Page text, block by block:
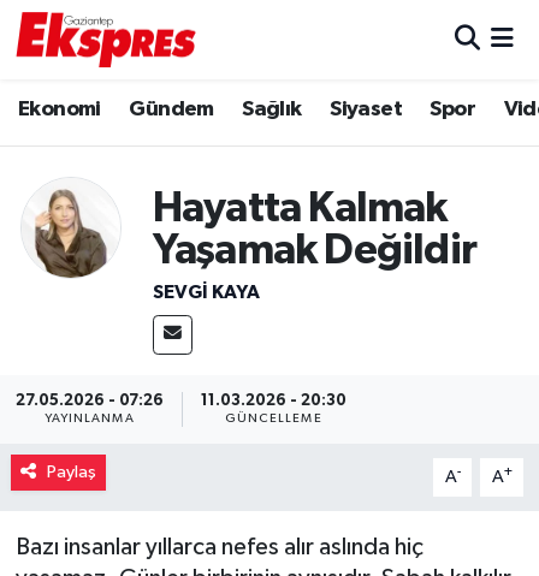
Ekonomi Gündem Sağlık Siyaset Spor
Hayatta Kalmak
Yaşamak Değildir
SEVGI KAYA
27.05.2026 - 07:26
YAYINLANMA
11.03.2026 - 20:30
GÜNCELLEME
Paylaş A- A+
Bazı insanlar yıllarca nefes alır aslında hiç
Ekonomi
Gaziantep son dakika
Genel
Haberler
Kültür Sanat
Trafik Durumu
Puan Durumu ve Fikstür
Tüm Manşetler
Son Dakika Haberleri
Haber Arşivi